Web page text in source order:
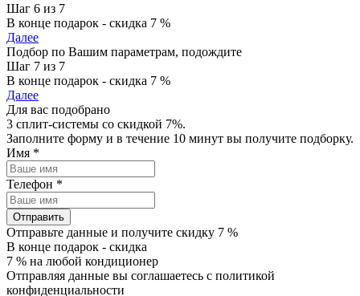
Шаг 6 из 7
В конце подарок - скидка 7 %
Далее
Подбор по Вашим параметрам, подождите
Шаг 7 из 7
В конце подарок - скидка 7 %
Далее
Для вас подобрано
3 сплит-системы со скидкой 7%.
Заполните форму и в течение 10 минут вы получите подборку.
Имя *
Телефон *
Отправить
Отправьте данные и получите скидку 7 %
В конце подарок - скидка
7 % на любой кондиционер
Отправляя данные вы соглашаетесь с политикой
конфиденциальности